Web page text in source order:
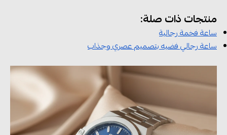
منتجات ذات صلة:
ساعة فخمة رجالية
ساعة رجالي فضيه بتصميم عصري وجذاب